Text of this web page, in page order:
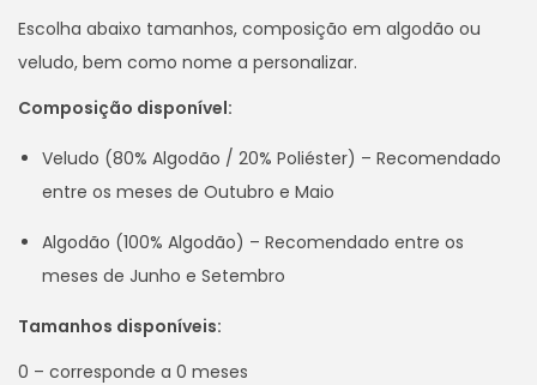
Escolha abaixo tamanhos, composição em algodão ou
veludo, bem como nome a personalizar.
Composição disponível:
Veludo (80% Algodão / 20% Poliéster) – Recomendado
entre os meses de Outubro e Maio
Algodão (100% Algodão) – Recomendado entre os
meses de Junho e Setembro
Tamanhos disponíveis:
0 – corresponde a 0 meses